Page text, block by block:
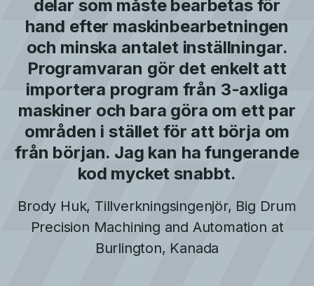
delar som måste bearbetas för
hand efter maskinbearbetningen
och minska antalet inställningar.
Programvaran gör det enkelt att
importera program från 3-axliga
maskiner och bara göra om ett par
områden i stället för att börja om
från början. Jag kan ha fungerande
kod mycket snabbt.
Brody Huk, Tillverkningsingenjör, Big Drum
Precision Machining and Automation at
Burlington, Kanada